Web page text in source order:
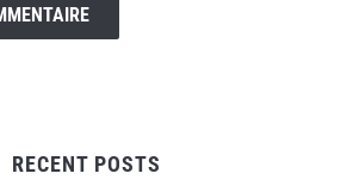
RECENT POSTS